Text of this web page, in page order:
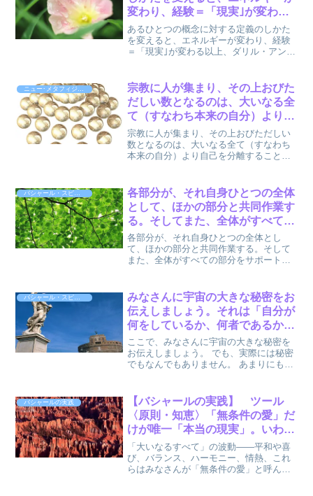
変わり、経験＝「現実｣が変わる :
BASHAR(バシャール) 2006
あるひとつの概念に対する定義のしかた
を変えると、エネルギーが変わり、経験
＝「現実｣が変わる以上、ダリル・アンカ
ブループリント』P.173より引用...
宗教に人が集まり、その上おびた
だしい数となるのは、大いなる全
て（すなわち本来の自分）より自
己を分離することから生じる混乱
の自然の結果だということがわか
ります。 by バシャールと宇宙連
宗教に人が集まり、その上おびただしい
数となるのは、大いなる全て（すなわち
本来の自分）より自己を分離することか
格（物事に対する考え方が肉体次元に表
現されるメカニズム）だけ...
各部分が、それ自身ひとつの全体
として、ほかの部分と共同作業す
る。そしてまた、全体がすべての
部分をサポートする。このような
考え方は、最終的にはすべての状
況に反映されていきます。by バ
各部分が、それ自身ひとつの全体とし
て、ほかの部分と共同作業する。そして
また、全体がすべての部分をサポートす
映されていきます。以上、バシャール
(著), ダリル・アンカ ...
バシャール・スピリット
みなさんに宇宙の大きな秘密をお
伝えしましょう。それは「自分が
何をしているか、何者であるかと
いうことを自分はすでに知ってい
るのだと信頼すれば、やるべきこ
とは自分の中から自然にあふれ出
ここで、みなさんに宇宙の大きな秘密を
お伝えしましょう。 でも、実際には秘密
でもなんでもありません。 あまりにも明
の惑星でほとんど見えなくなり、逆に大
きな秘密になってし...
バシャールの実践
【バシャールの実践】 ツール
〈原則・知恵〉「無条件の愛」だ
けが唯一「本当の現実」。いわゆ
る「現実」はそれを解釈した「現
実の経験」にすぎない
「大いなるすべて」の波動――平和や喜
び、バランス、ハーモニー、情熱、これ
らはみなさんが「無条件の愛」と呼んで